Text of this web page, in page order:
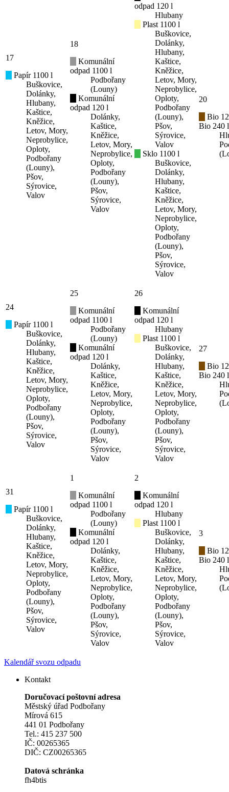
17
Papír 1100 l
Buškovice,
Dolánky,
Hlubany,
Kaštice,
Kněžice,
Letov, Mory,
Neprobylice,
Oploty,
Podbořany
(Louny),
Pšov,
Sýrovice,
Valov
18
Komunální
odpad 1100 l
Podbořany
(Louny)
Komunální
odpad 120 l
Dolánky,
Kaštice,
Kněžice,
Letov, Mory,
Neprobylice,
Oploty,
Podbořany
(Louny),
Pšov,
Sýrovice,
Valov
odpad 120 l
Hlubany
Plast 1100 l
Buškovice,
Dolánky,
Hlubany,
Kaštice,
Kněžice,
Letov, Mory,
Neprobylice,
Oploty,
Podbořany
(Louny),
Pšov,
Sýrovice,
Valov
Sklo 1100 l
Buškovice,
Dolánky,
Hlubany,
Kaštice,
Kněžice,
Letov, Mory,
Neprobylice,
Oploty,
Podbořany
(Louny),
Pšov,
Sýrovice,
Valov
20
Bio
Bio 240 l
24
Papír 1100 l
Buškovice,
Dolánky,
Hlubany,
Kaštice,
Kněžice,
Letov, Mory,
Neprobylice,
Oploty,
Podbořany
(Louny),
Pšov,
Sýrovice,
Valov
25
Komunální
odpad 1100 l
Podbořany
(Louny)
Komunální
odpad 120 l
Dolánky,
Kaštice,
Kněžice,
Letov, Mory,
Neprobylice,
Oploty,
Podbořany
(Louny),
Pšov,
Sýrovice,
Valov
26
Komunální
odpad 120 l
Hlubany
Plast 1100 l
Buškovice,
Dolánky,
Hlubany,
Kaštice,
Kněžice,
Letov, Mory,
Neprobylice,
Oploty,
Podbořany
(Louny),
Pšov,
Sýrovice,
Valov
27
Bio
Bio 240 l
31
Papír 1100 l
Buškovice,
Dolánky,
Hlubany,
Kaštice,
Kněžice,
Letov, Mory,
Neprobylice,
Oploty,
Podbořany
(Louny),
Pšov,
Sýrovice,
Valov
1
Komunální
odpad 1100 l
Podbořany
(Louny)
Komunální
odpad 120 l
Dolánky,
Kaštice,
Kněžice,
Letov, Mory,
Neprobylice,
Oploty,
Podbořany
(Louny),
Pšov,
Sýrovice,
Valov
2
Komunální
odpad 120 l
Hlubany
Plast 1100 l
Buškovice,
Dolánky,
Hlubany,
Kaštice,
Kněžice,
Letov, Mory,
Neprobylice,
Oploty,
Podbořany
(Louny),
Pšov,
Sýrovice,
Valov
3
Bio
Bio 240 l
Kalendář svozu odpadu
Kontakt
Doručovací poštovní adresa
Městský úřad Podbořany
Mírová 615
441 01 Podbořany
Tel.: 415 237 500
IČ: 00265365
DIČ: CZ00265365
Datová schránka
fh4btis